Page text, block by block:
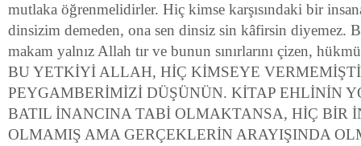
mutlaka öğrenmelidirler. Hiç kimse karşısındaki bir
dinsizim demeden, ona sen dinsiz sin kâfirsin diyemez.
makam yalnız Allah tır ve bunun sınırlarını çizen,
BU YETKİYİ ALLAH, HİÇ KİMSEYE
PEYGAMBERİMİZİ DÜŞÜNÜN. KİTAP EHLİNİN
BATIL İNANCINA TABİ OLMAKTANSA, HİÇ BİR
OLMAMIŞ AMA GERÇEKLERİN ARAYIŞINDA